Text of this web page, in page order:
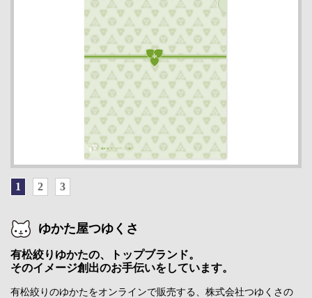
1 2 3
ゆかた屋つゆくさ
有松絞りゆかたの、トップブランド。
そのイメージ創出のお手伝いをしています。
有松絞りのゆかたをオンラインで販売する、株式会社つゆくさの